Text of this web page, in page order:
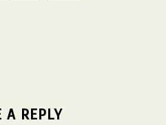
A REPLY